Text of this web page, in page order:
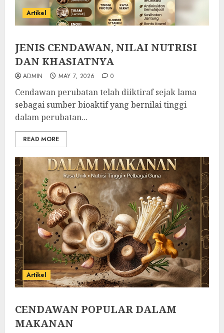
Artikel
JENIS CENDAWAN, NILAI NUTRISI
DAN KHASIATNYA
ADMIN MAY 7, 2026 0
Cendawan perubatan telah diiktiraf sejak lama
sebagai sumber bioaktif yang bernilai tinggi
dalam perubatan...
READ MORE
Artikel
CENDAWAN POPULAR DALAM
MAKANAN